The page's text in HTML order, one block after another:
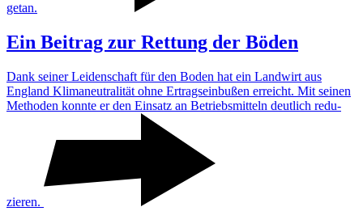
getan.
Ein Beitrag zur Rettung der Böden
Dank seiner Leiden­schaft für den Boden hat ein Land­wirt aus
England Klima­neu­tra­lität ohne Ertrags­ein­bußen erreicht. Mit seinen
Methoden konnte er den Einsatz an Betriebs­mit­teln deut­lich redu­
zieren.